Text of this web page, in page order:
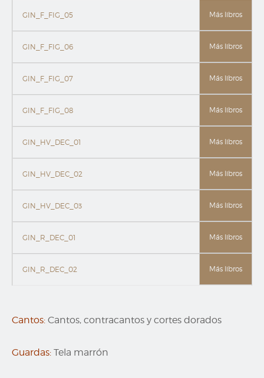
GIN_F_FIG_05 Más libros
GIN_F_FIG_06 Más libros
GIN_F_FIG_07 Más libros
GIN_F_FIG_08 Más libros
GIN_HV_DEC_01 Más libros
GIN_HV_DEC_02 Más libros
GIN_HV_DEC_03 Más libros
GIN_R_DEC_01 Más libros
GIN_R_DEC_02 Más libros
Cantos: Cantos, contracantos y cortes dorados
Guardas: Tela marrón